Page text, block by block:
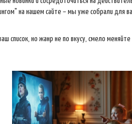
на нашем сайте – мы уже собрали для
список, но жанр не по вкусу, смело